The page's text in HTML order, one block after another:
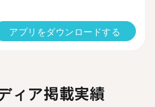
アプリをダウンロードする
ィア掲載実績